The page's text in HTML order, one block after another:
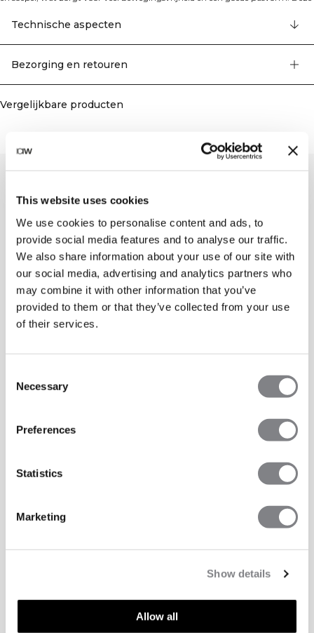
This website uses cookies
We use cookies to personalise content and ads, to
provide social media features and to analyse our traffic.
We also share information about your use of our site with
our social media, advertising and analytics partners who
may combine it with other information that you’ve
provided to them or that they’ve collected from your use
of their services.
Selection
Necessary
Preferences
Statistics
Marketing
Show details
Allow all
trendy kleuren, is perfect voor verschillende soorten work-outs. Het ICIW-logo
siert de voorkant en de hoge taille zorgt voor een perfecte pasvorm over de
volledige lengte. De 4-way stretch stof met de nieuwste naadloze technologie
SWEATTECH™ en gemaakt van elastische en duurzame stoffen. 92%
Technische aspecten
Bezorging en retouren
Vergelijkbare producten